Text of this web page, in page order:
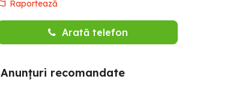
Raportează
Arată telefon
Anunțuri recomandate